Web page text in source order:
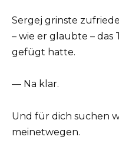
Sergej grinste
– wie er glaubte –
gefügt hatte.
— Na klar.
Und für dich suchen
meinetwegen.